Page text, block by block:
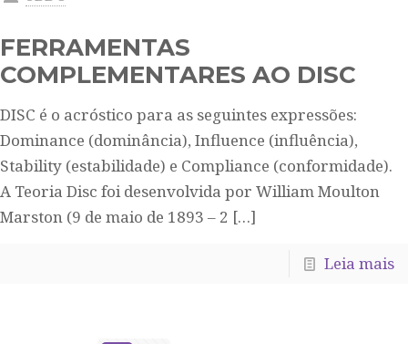
FERRAMENTAS
COMPLEMENTARES AO DISC
DISC é o acróstico para as seguintes expressões:
Dominance (dominância), Influence (influência),
Stability (estabilidade) e Compliance (conformidade).
A Teoria Disc foi desenvolvida por William Moulton
Marston (9 de maio de 1893 – 2 […]
Leia mais